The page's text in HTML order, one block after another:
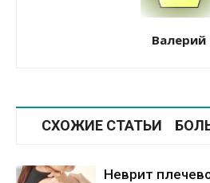
Валерий
СХОЖИЕ СТАТЬИ
Неврит